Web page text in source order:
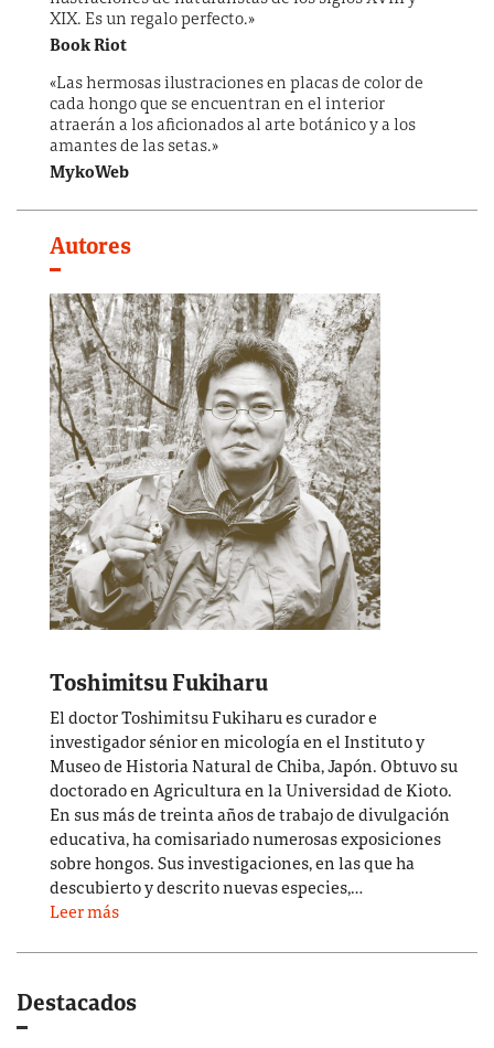
XIX. Es un regalo perfecto.»
Book Riot
«Las hermosas ilustraciones en placas de color de
cada hongo que se encuentran en el interior
atraerán a los aficionados al arte botánico y a los
amantes de las setas.»
MykoWeb
Autores
Toshimitsu Fukiharu
El doctor Toshimitsu Fukiharu es curador e
investigador sénior en micología en el Instituto y
Museo de Historia Natural de Chiba, Japón. Obtuvo su
doctorado en Agricultura en la Universidad de Kioto.
En sus más de treinta años de trabajo de divulgación
educativa, ha comisariado numerosas exposiciones
sobre hongos. Sus investigaciones, en las que ha
descubierto y descrito nuevas especies,…
Leer más
Destacados